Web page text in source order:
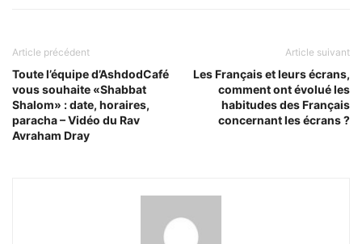
Article précédent
Toute l’équipe d’AshdodCafé
vous souhaite «Shabbat
Shalom» : date, horaires,
paracha – Vidéo du Rav
Avraham Dray
Article suivant
Les Français et leurs écrans,
comment ont évolué les
habitudes des Français
concernant les écrans ?